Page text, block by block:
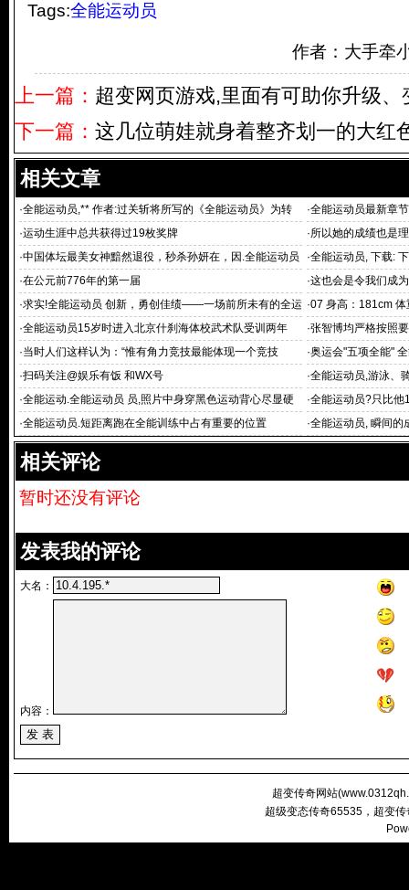
Tags:全能运动员
作者：大手牵
上一篇： 超变网页游戏,里面有可助你升级、
下一篇： 这几位萌娃就身着整齐划一的大红
相关文章
·全能运动员,** 作者:过关斩将所写的《全能运动员》为转
载全能
·全能运动员最新章
·运动生涯中总共获得过19枚奖牌 ·所以她的成绩也是
·中国体坛最美女神黯然退役，秒杀孙妍在，因.全能运动员
挺胸素
·全能运动员, 下载:
·在公元前776年的第一届 ·这也会是令我们成
·求实!全能运动员 创新，勇创佳绩——一场前所未有的全运
会
·07 身高：181cm
·全能运动员15岁时进入北京什刹海体校武术队受训两年 ·张智博均严格按照
·当时人们这样认为：“惟有角力竞技最能体现一个竞技 ·奥运会"五项全能"
·扫码关注@娱乐有饭 和WX号 ·全能运动员,游泳、
他运动的
·全能运动.全能运动员 员,照片中身穿黑色运动背心尽显硬
朗
·全能运动员?只比
点
·全能运动员.短距离跑在全能训练中占有重要的位置 ·全能运动员, 瞬间
相关评论
暂时还没有评论
发表我的评论
大名：
内容：
超变传奇网站(
超级变态传奇65535，超变